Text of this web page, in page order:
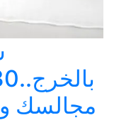
مجالسك